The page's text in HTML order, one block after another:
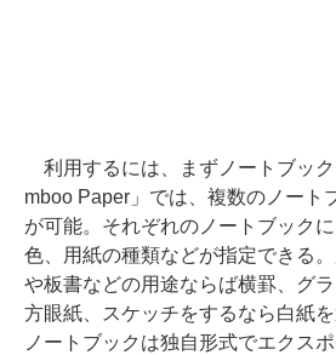
利用するには、まずノートブッ
mboo Paper」では、複数のノート
が可能。それぞれのノートブック
色、用紙の種類などが指定できる
や板書などの用途ならば横罫、グ
方眼紙、スケッチをするなら白紙を
ノートブックは独自形式でエクス